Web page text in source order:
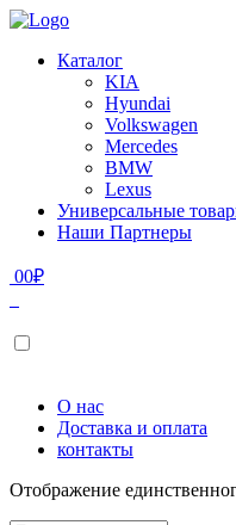
Каталог
KIA
Hyundai
Volkswagen
Mercedes
BMW
Lexus
Универсальные
Наши Партнеры
00₽
О нас
Доставка и оплата
контакты
Отображение